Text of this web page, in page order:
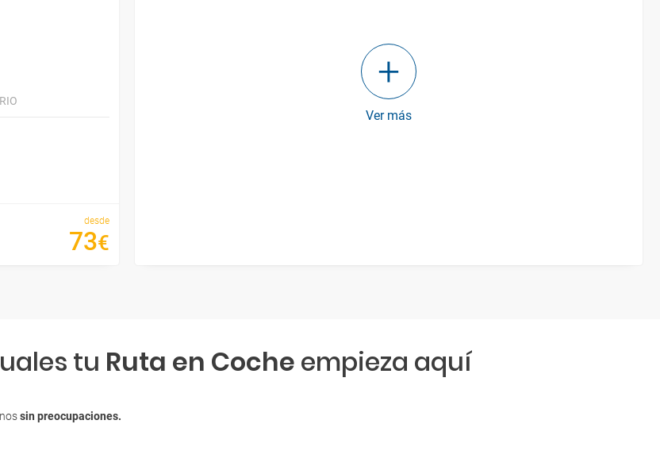
desde
73€
Ver más
tu Ruta en Coche empieza aquí
sin preocupaciones.